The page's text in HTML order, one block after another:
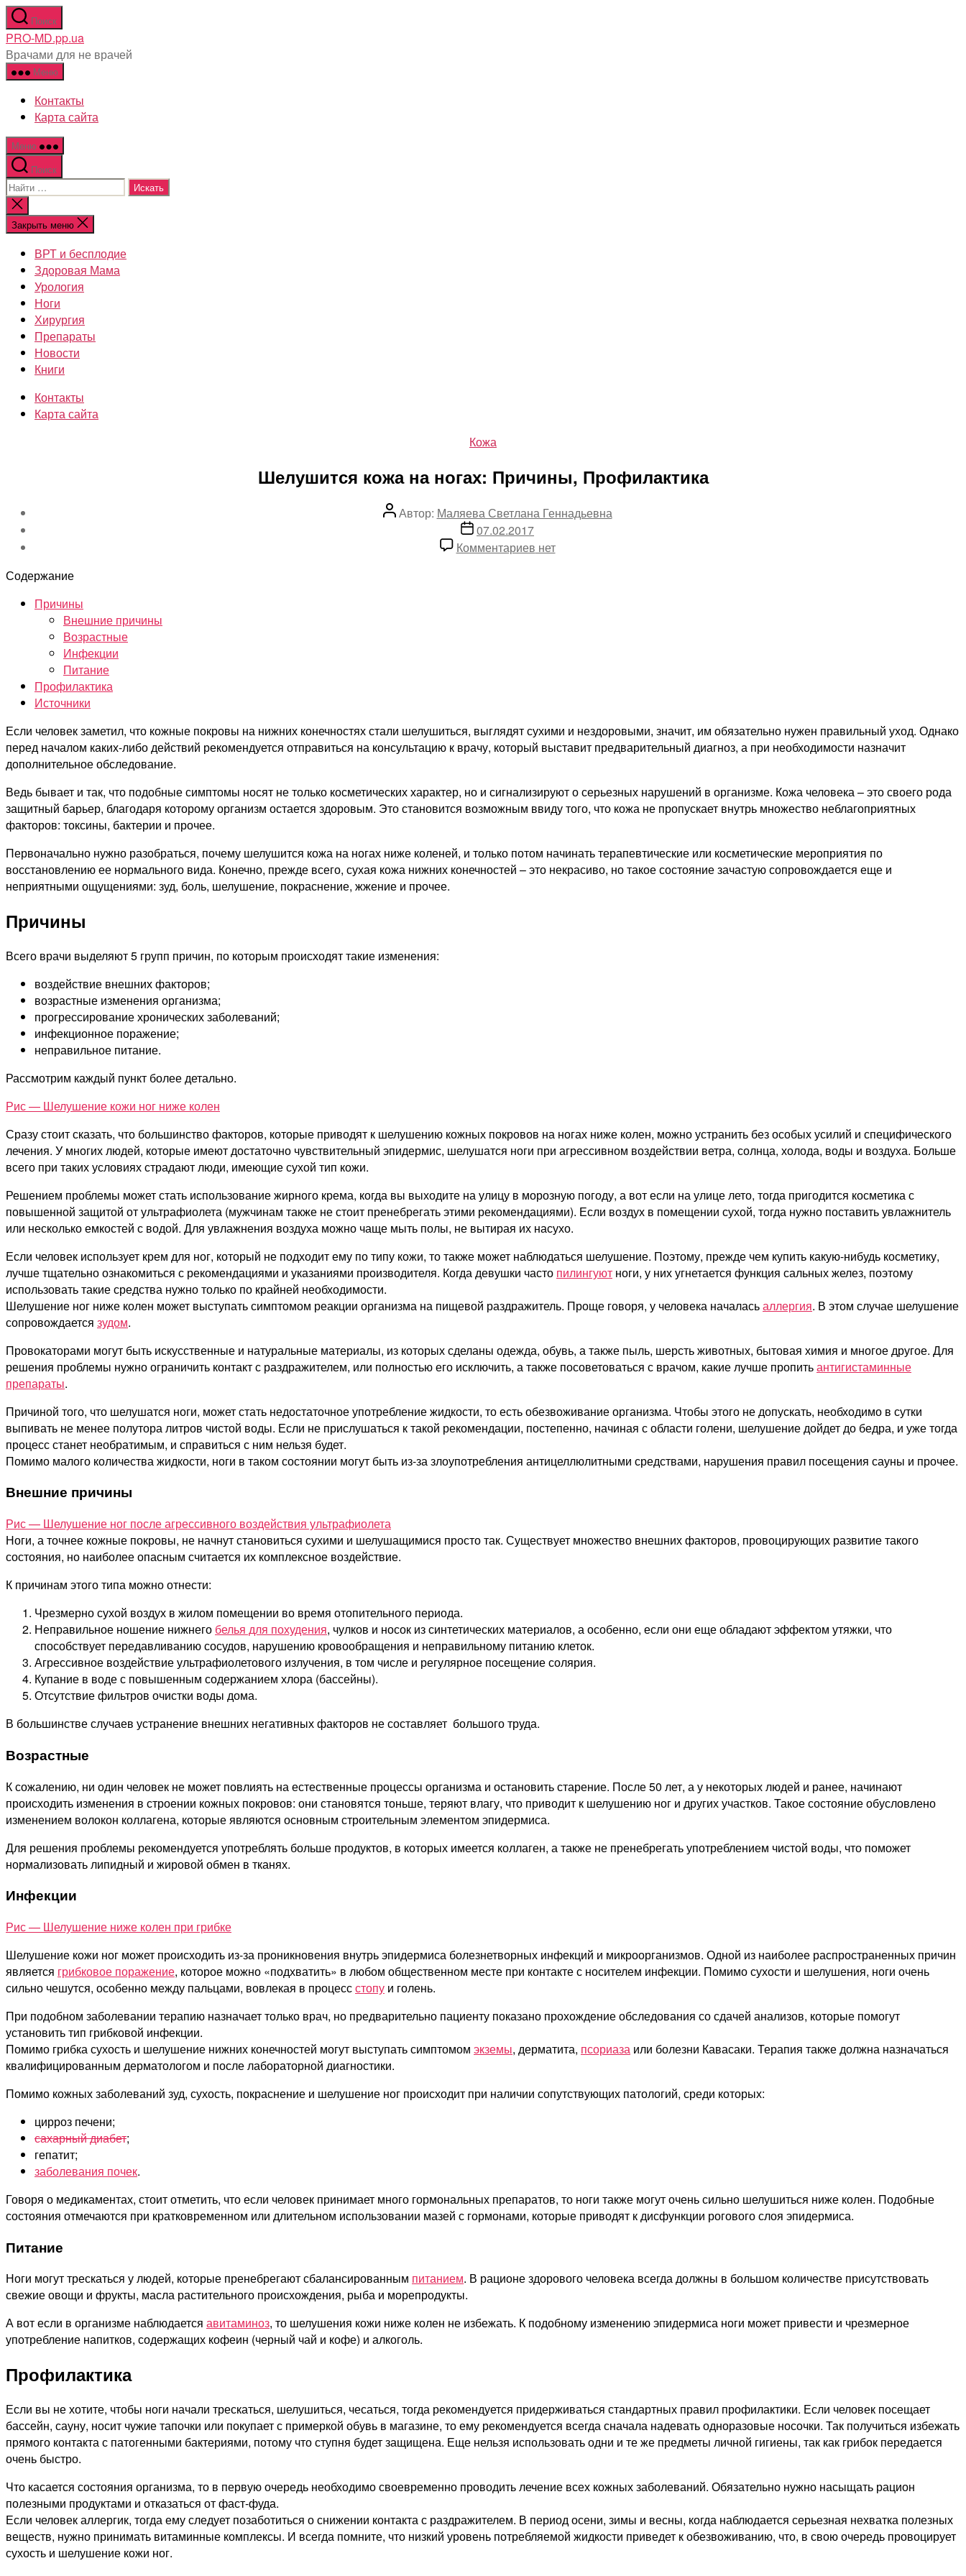
Перейти
к
содержимому
Поиск
PRO-MD.pp.ua
Врачами для не врачей
Меню
Контакты
Карта сайта
Меню
Поиск
Поиск:
Закрыть
поиск
Закрыть меню
ВРТ и бесплодие
Здоровая Мама
Урология
Ноги
Хирургия
Препараты
Новости
Книги
Контакты
Карта сайта
Рубрики
Кожа
Шелушится кожа на ногах: Причины, Профилактика
АвторАвтор: Маляева Светлана Геннадьевна
Дата
записи
07.02.2017
Комментариевкнет
Содержание
Причины
Внешние причины
Возрастные
Инфекции
Питание
Профилактика
Источники
Если человек заметил, что кожные покровы на нижних конечностях стали шелушиться, выглядят сухими и нездоровыми, значит, им обязательно нужен правильный уход. Однако
перед началом каких-либо действий рекомендуется отправиться на консультацию к врачу, который выставит предварительный диагноз, а при необходимости назначит
дополнительное обследование.
Ведь бывает и так, что подобные симптомы носят не только косметических характер, но и сигнализируют о серьезных нарушений в организме. Кожа человека – это своего рода
защитный барьер, благодаря которому организм остается здоровым. Это становится возможным ввиду того, что кожа не пропускает внутрь множество неблагоприятных
факторов: токсины, бактерии и прочее.
Первоначально нужно разобраться, почему шелушится кожа на ногах ниже коленей, и только потом начинать терапевтические или косметические мероприятия по
восстановлению ее нормального вида. Конечно, прежде всего, сухая кожа нижних конечностей – это некрасиво, но такое состояние зачастую сопровождается еще и
неприятными ощущениями: зуд, боль, шелушение, покраснение, жжение и прочее.
Причины
Всего врачи выделяют 5 групп причин, по которым происходят такие изменения:
воздействие внешних факторов;
возрастные изменения организма;
прогрессирование хронических заболеваний;
инфекционное поражение;
неправильное питание.
Рассмотрим каждый пункт более детально.
Рис — Шелушение кожи ног ниже колен
Сразу стоит сказать, что большинство факторов, которые приводят к шелушению кожных покровов на ногах ниже колен, можно устранить без особых усилий и специфического
лечения. У многих людей, которые имеют достаточно чувствительный эпидермис, шелушатся ноги при агрессивном воздействии ветра, солнца, холода, воды и воздуха. Больше
всего при таких условиях страдают люди, имеющие сухой тип кожи.
Решением проблемы может стать использование жирного крема, когда вы выходите на улицу в морозную погоду, а вот если на улице лето, тогда пригодится косметика с
повышенной защитой от ультрафиолета (мужчинам также не стоит пренебрегать этими рекомендациями). Если воздух в помещении сухой, тогда нужно поставить увлажнитель
или несколько емкостей с водой. Для увлажнения воздуха можно чаще мыть полы, не вытирая их насухо.
Если человек использует крем для ног, который не подходит ему по типу кожи, то также может наблюдаться шелушение. Поэтому, прежде чем купить какую-нибудь косметику,
лучше тщательно ознакомиться с рекомендациями и указаниями производителя. Когда девушки часто пилингуют ноги, у них угнетается функция сальных желез, поэтому
использовать такие средства нужно только по крайней необходимости.
Шелушение ног ниже колен может выступать симптомом реакции организма на пищевой раздражитель. Проще говоря, у человека началасьаллергия. В этом случае шелушение
сопровождается зудом.
Провокаторами могут быть искусственные и натуральные материалы, из которых сделаны одежда, обувь, а также пыль, шерсть животных, бытовая химия и многое другое. Для
решения проблемы нужно ограничить контакт с раздражителем, или полностью его исключить, а также посоветоваться с врачом, какие лучше пропитьантигистаминные
препараты.
Причиной того, что шелушатся ноги, может стать недостаточное употребление жидкости, то есть обезвоживание организма. Чтобы этого не допускать, необходимо в сутки
выпивать не менее полутора литров чистой воды. Если не прислушаться к такой рекомендации, постепенно, начиная с области голени, шелушение дойдет до бедра, и уже тогда
процесс станет необратимым, и справиться с ним нельзя будет.
Помимо малого количества жидкости, ноги в таком состоянии могут быть из-за злоупотребления антицеллюлитными средствами, нарушения правил посещения сауны и прочее.
Внешние причины
Рис — Шелушение ног после агрессивного воздействия ультрафиолета
Ноги, а точнее кожные покровы, не начнут становиться сухими и шелушащимися просто так. Существует множество внешних факторов, провоцирующих развитие такого
состояния, но наиболее опасным считается их комплексное воздействие.
К причинам этого типа можно отнести:
Чрезмерно сухой воздух в жилом помещении во время отопительного периода.
Неправильное ношение нижнего белья для похудения, чулков и носок из синтетических материалов, а особенно, если они еще обладают эффектом утяжки, что
способствует передавливанию сосудов, нарушению кровообращения и неправильному питанию клеток.
Агрессивное воздействие ультрафиолетового излучения, в том числе и регулярное посещение солярия.
Купание в воде с повышенным содержанием хлора (бассейны).
Отсутствие фильтров очистки воды дома.
В большинстве случаев устранение внешних негативных факторов не составляет большого труда.
Возрастные
К сожалению, ни один человек не может повлиять на естественные процессы организма и остановить старение. После 50 лет, а у некоторых людей и ранее, начинают
происходить изменения в строении кожных покровов: они становятся тоньше, теряют влагу, что приводит к шелушению ног и других участков. Такое состояние обусловлено
изменением волокон коллагена, которые являются основным строительным элементом эпидермиса.
Для решения проблемы рекомендуется употреблять больше продуктов, в которых имеется коллаген, а также не пренебрегать употреблением чистой воды, что поможет
нормализовать липидный и жировой обмен в тканях.
Инфекции
Рис — Шелушение ниже колен при грибке
Шелушение кожи ног может происходить из-за проникновения внутрь эпидермиса болезнетворных инфекций и микроорганизмов. Одной из наиболее распространенных причин
является грибковое поражение, которое можно «подхватить» в любом общественном месте при контакте с носителем инфекции. Помимо сухости и шелушения, ноги очень
сильно чешутся, особенно между пальцами, вовлекая в процессстопу и голень.
При подобном заболевании терапию назначает только врач, но предварительно пациенту показано прохождение обследования со сдачей анализов, которые помогут
установить тип грибковой инфекции.
Помимо грибка сухость и шелушение нижних конечностей могут выступать симптомом экземы, дерматита, псориаза или болезни Кавасаки. Терапия также должна назначаться
квалифицированным дерматологом и после лабораторной диагностики.
Помимо кожных заболеваний зуд, сухость, покраснение и шелушение ног происходит при наличии сопутствующих патологий, среди которых:
цирроз печени;
сахарный диабет;
гепатит;
заболевания почек.
Говоря о медикаментах, стоит отметить, что если человек принимает много гормональных препаратов, то ноги также могут очень сильно шелушиться ниже колен. Подобные
состояния отмечаются при кратковременном или длительном использовании мазей с гормонами, которые приводят к дисфункции рогового слоя эпидермиса.
Питание
Ноги могут трескаться у людей, которые пренебрегают сбалансированным питанием. В рационе здорового человека всегда должны в большом количестве присутствовать
свежие овощи и фрукты, масла растительного происхождения, рыба и морепродукты.
А вот если в организме наблюдается авитаминоз, то шелушения кожи ниже колен не избежать. К подобному изменению эпидермиса ноги может привести и чрезмерное
употребление напитков, содержащих кофеин (черный чай и кофе) и алкоголь.
Профилактика
Если вы не хотите, чтобы ноги начали трескаться, шелушиться, чесаться, тогда рекомендуется придерживаться стандартных правил профилактики. Если человек посещает
бассейн, сауну, носит чужие тапочки или покупает с примеркой обувь в магазине, то ему рекомендуется всегда сначала надевать одноразовые носочки. Так получиться избежать
прямого контакта с патогенными бактериями, потому что ступня будет защищена. Еще нельзя использовать одни и те же предметы личной гигиены, так как грибок передается
очень быстро.
Что касается состояния организма, то в первую очередь необходимо своевременно проводить лечение всех кожных заболеваний. Обязательно нужно насыщать рацион
полезными продуктами и отказаться от фаст-фуда.
Если человек аллергик, тогда ему следует позаботиться о снижении контакта с раздражителем. В период осени, зимы и весны, когда наблюдается серьезная нехватка полезных
веществ, нужно принимать витаминные комплексы. И всегда помните, что низкий уровень потребляемой жидкости приведет к обезвоживанию, что, в свою очередь провоцирует
сухость и шелушение кожи ног.